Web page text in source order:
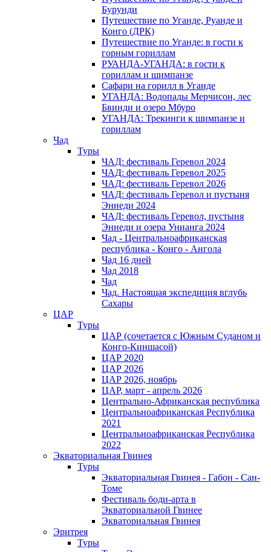
Бурунди
Путешествие по Уганде, Руанде и
Конго (ДРК)
Путешествие по Уганде: в гости к
горным гориллам
РУАНДА-УГАНДА: в гости к
гориллам и шимпанзе
Сафари на горилл в Уганде
УГАНДА: Водопады Мерчисон, лес
Бвинди и озеро Мбуро
УГАНДА: Трекинги к шимпанзе и
гориллам
Чад
Туры
ЧАД: фестиваль Геревол 2024
ЧАД: фестиваль Геревол 2025
ЧАД: фестиваль Геревол 2026
ЧАД: фестиваль Геревол и пустыня
Эннеди 2024
ЧАД: фестиваль Геревол, пустыня
Эннеди и озера Унианга 2024
Чад - Центральноафриканская
республика - Конго - Ангола
Чад 16 дней
Чад 2018
Чад
Чад. Настоящая экспедиция вглубь
Сахары
ЦАР
Туры
ЦАР (сочетается с Южным Суданом и
Конго-Киншасой)
ЦАР 2020
ЦАР 2026
ЦАР 2026, ноябрь
ЦАР, март - апрель 2026
Центрально-Африканская республика
Центральноафриканская Республика
2021
Центральноафриканская Республика
2022
Экваториальная Гвинея
Туры
Экваториальная Гвинея - Габон - Сан-
Томе
Фестиваль боди-арта в
Экваториальной Гвинее
Экваториальная Гвинея
Эритрея
Туры